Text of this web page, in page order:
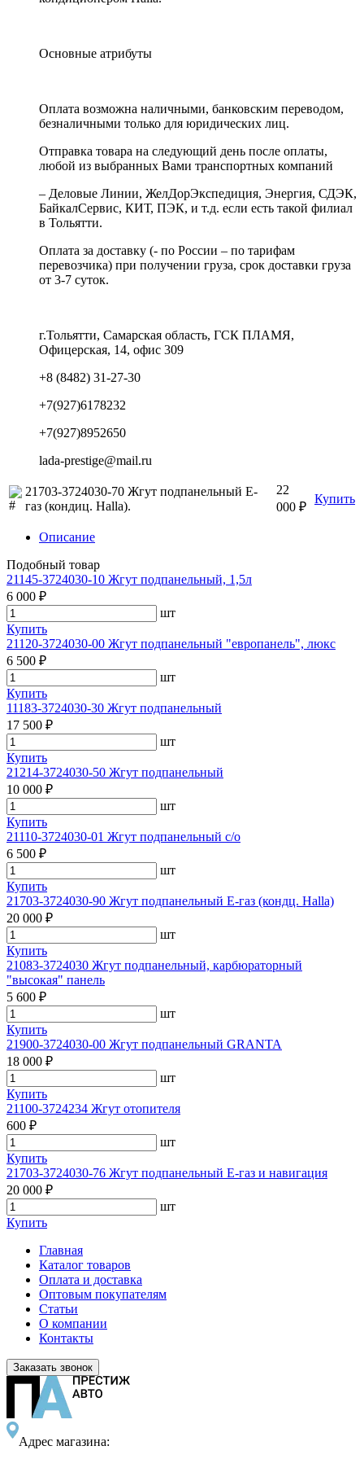
Основные атрибуты
Оплата возможна наличными, банковским переводом,
безналичными только для юридических лиц.
Отправка товара на следующий день после оплаты,
любой из выбранных Вами транспортных компаний
– Деловые Линии, ЖелДорЭкспедиция, Энергия, СДЭК,
БайкалСервис, КИТ, ПЭК, и т.д. если есть такой филиал
в Тольятти.
Оплата за доставку (- по России – по тарифам
перевозчика) при получении груза, срок доставки груза
от 3-7 суток.
г.Тольятти, Самарская область, ГСК ПЛАМЯ,
Офицерская, 14, офис 309
+8 (8482) 31-27-30
+7(927)6178232
+7(927)8952650
lada-prestige@mail.ru
21703-3724030-70 Жгут подпанельный Е-
газ (кондиц. Halla).
22
000 ₽
Купить
Описание
Подобный товар
21145-3724030-10 Жгут подпанельный, 1,5л
6 000 ₽
шт
Купить
21120-3724030-00 Жгут подпанельный "европанель", люкс
6 500 ₽
шт
Купить
11183-3724030-30 Жгут подпанельный
17 500 ₽
шт
Купить
21214-3724030-50 Жгут подпанельный
10 000 ₽
шт
Купить
21110-3724030-01 Жгут подпанельный с/о
6 500 ₽
шт
Купить
21703-3724030-90 Жгут подпанельный Е-газ (кондц. Halla)
20 000 ₽
шт
Купить
21083-3724030 Жгут подпанельный, карбюраторный
"высокая" панель
5 600 ₽
шт
Купить
21900-3724030-00 Жгут подпанельный GRANTA
18 000 ₽
шт
Купить
21100-3724234 Жгут отопителя
600 ₽
шт
Купить
21703-3724030-76 Жгут подпанельный Е-газ и навигация
20 000 ₽
шт
Купить
Главная
Каталог товаров
Оплата и доставка
Оптовым покупателям
Статьи
О компании
Контакты
Заказать звонок
Адрес магазина: